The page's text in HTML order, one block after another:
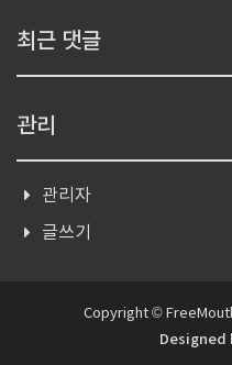
최근 댓글
관리
관리자
글쓰기
Copyright ©
Designed